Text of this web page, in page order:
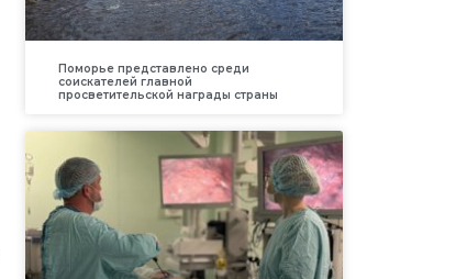
Поморье представлено среди
соискателей главной
просветительской награды страны